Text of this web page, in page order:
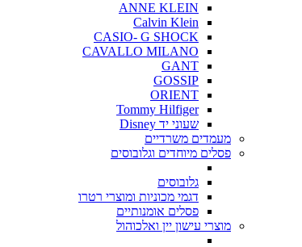
ANNE KLEIN
Calvin Klein
CASIO- G SHOCK
CAVALLO MILANO
GANT
GOSSIP
ORIENT
Tommy Hilfiger
שעוני יד Disney
מעמדים משרדיים
פסלים מיוחדים וגלובוסים
גלובוסים
דגמי מכוניות ומוצרי רטרו
פסלים אומנותיים
מוצרי עישון יין ואלכוהול